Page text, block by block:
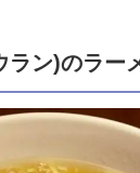
ラン)のラー